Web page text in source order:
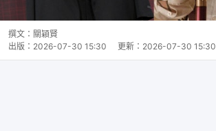
撰文： 關穎賢
出版： 2026-07-30 15:30 更新： 2026-07-30 15:30